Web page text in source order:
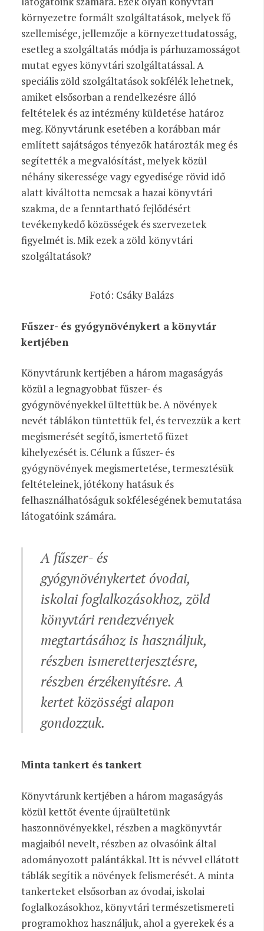
környezetre formált szolgáltatások, melyek fő
szellemisége, jellemzője a környezettudatosság,
esetleg a szolgáltatás módja is párhuzamosságot
mutat egyes könyvtári szolgáltatással. A
speciális zöld szolgáltatások sokfélék lehetnek,
amiket elsősorban a rendelkezésre álló
feltételek és az intézmény küldetése határoz
meg. Könyvtárunk esetében a korábban már
említett sajátságos tényezők határozták meg és
segítették a megvalósítást, melyek közül
néhány sikeressége vagy egyedisége rövid idő
alatt kiváltotta nemcsak a hazai könyvtári
szakma, de a fenntartható fejlődésért
tevékenykedő közösségek és szervezetek
figyelmét is. Mik ezek a zöld könyvtári
szolgáltatások?
Fotó: Csáky Balázs
Fűszer- és gyógynövénykert a könyvtár
kertjében
Könyvtárunk kertjében a három magaságyás
közül a legnagyobbat fűszer- és
gyógynövényekkel ültettük be. A növények
nevét táblákon tüntettük fel, és tervezzük a kert
megismerését segítő, ismertető füzet
kihelyezését is. Célunk a fűszer- és
gyógynövények megismertetése, termesztésük
feltételeinek, jótékony hatásuk és
felhasználhatóságuk sokféleségének bemutatása
látogatóink számára.
A fűszer- és
gyógynövénykertet óvodai,
iskolai foglalkozásokhoz, zöld
könyvtári rendezvények
megtartásához is használjuk,
részben ismeretterjesztésre,
részben érzékenyítésre. A
kertet közösségi alapon
gondozzuk.
Minta tankert és tankert
Könyvtárunk kertjében a három magaságyás
közül kettőt évente újraültetünk
haszonnövényekkel, részben a magkönyvtár
magjaiból nevelt, részben az olvasóink által
adományozott palántákkal. Itt is névvel ellátott
táblák segítik a növények felismerését. A minta
tankerteket elsősorban az óvodai, iskolai
foglalkozásokhoz, könyvtári természetismereti
programokhoz használjuk, ahol a gyerekek és a